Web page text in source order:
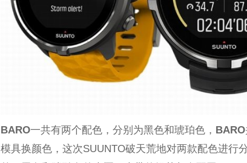
BARO一共有两个配色，分别为黑色和琥珀色， BARO
模具换颜色，这次SUUNTO破天荒地对两款配色进行